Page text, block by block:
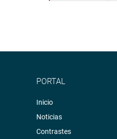
PORTAL
Inicio
Noticias
Contrastes